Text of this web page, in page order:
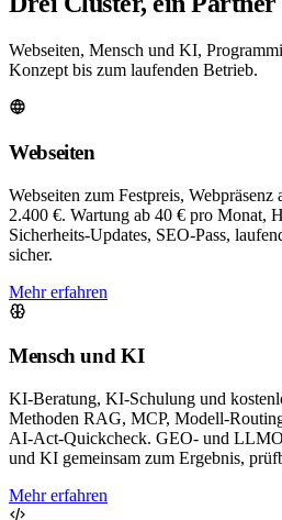
Webseiten, Mensch und KI,
Konzept bis zum laufenden Betrieb.
Webseiten
Webseiten zum Festpreis,
2.400 €. Wartung ab 40 € pro Monat,
Sicherheits-Updates, SEO-Pass,
sicher.
Mehr erfahren
Mensch und KI
KI-Beratung, KI-Schulung und
Methoden RAG, MCP, Modell-
AI-Act-Quickcheck. GEO- und
und KI gemeinsam zum Ergebnis,
Mehr erfahren